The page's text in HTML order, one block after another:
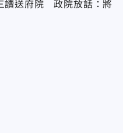
讀送府院 政院放話：將